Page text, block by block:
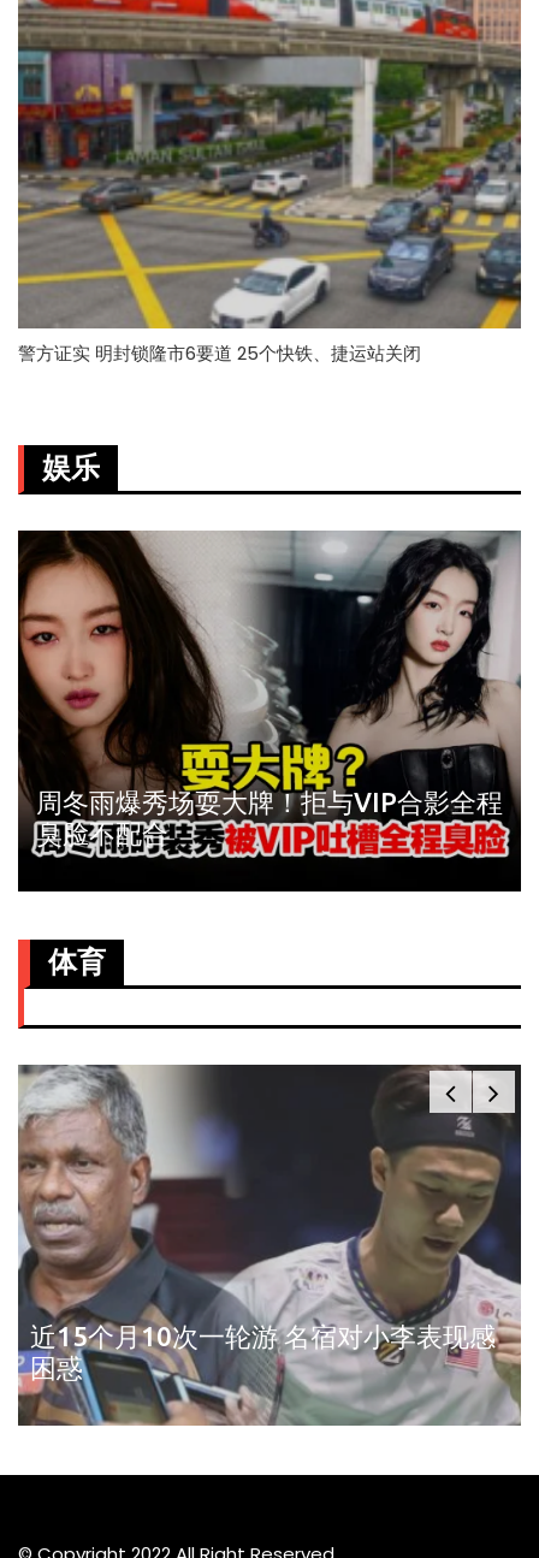
警方证实 明封锁隆市6要道 25个快铁、捷运站关闭
娱乐
周冬雨爆秀场耍大牌！拒与VIP合影全程
臭脸不配合
体育
近15个月10次一轮游 名宿对小李表现感
困惑